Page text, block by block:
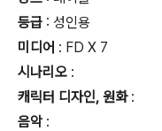
등급 : 성인용
미디어 : FD X 7
시나리오 :
캐릭터 디자인, 원화:
음악 :